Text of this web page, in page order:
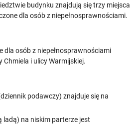
budynku znajdują się trzy miejsca
dla osób z niepełnosprawnościami.
dla osób z niepełnosprawnościami
Chmiela i ulicy Warmijskiej.
podawczy) znajduje się na
ladą) na niskim parterze jest